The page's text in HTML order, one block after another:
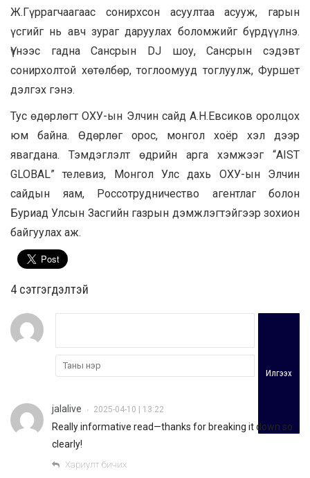
Ж.Гүррагчаагаас сонирхсон асуултаа асууж, гарын
үсгийг нь авч зураг даруулах боломжийг бүрдүүлнэ.
Үүнээс гадна Сансрын DJ шоу, Сансрын сэдэвт
сонирхолтой хөтөлбөр, тоглоомууд тоглуулж, Фуршет
дэлгэх гэнэ.
Тус өдөрлөгт ОХУ-ын Элчин сайд А.Н.Евсиков оролцох
юм байна. Өдөрлөг орос, монгол хоёр хэл дээр
явагдана. Тэмдэглэлт өдрийн арга хэмжээг “AIST
GLOBAL” телевиз, Монгол Улс дахь ОХУ-ын Элчин
сайдын яам, Россотрудничество агентлаг болон
Буриад Улсын Засгийн газрын дэмжлэгтэйгээр зохион
байгуулах аж.
4 cэтгэгдэлтэй
Илгээх
jalalive • 2025-04-10 | 13:22
Really informative read—thanks for breaking it down so
clearly!
Хариулт бичих